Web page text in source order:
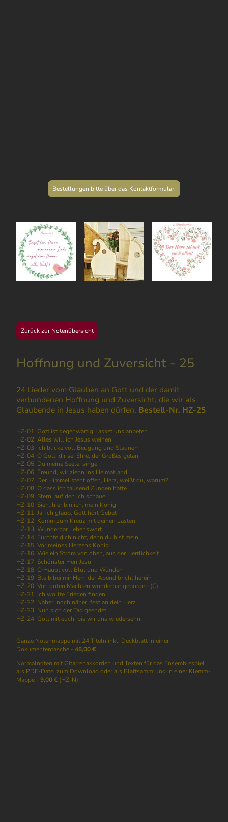
Bestellungen bitte über das Kontaktformular.
Zurück zur Notenübersicht
Hoffnung und Zuversicht - 25
24 Lieder vom Glauben an Gott und der damit
verbundenen Hoffnung und Zuversicht, die wir als
Glaubende in Jesus haben dürfen. Bestell-Nr. HZ-25
HZ-01 Gott ist gegenwärtig, lasset uns anbeten
HZ-02 Alles will ich Jesus weihen
HZ-03 Ich blicke voll Beugung und Staunen
HZ-04 O Gott, dir sei Ehre, der Großes getan
HZ-05 Du meine Seele, singe
HZ-06 Freund, wir ziehn ins Heimatland
HZ-07 Der Himmel steht offen, Herz, weißt du, warum?
HZ-08 O dass ich tausend Zungen hätte
HZ-09 Stern, auf den ich schaue
HZ-10 Sieh, hier bin ich, mein König
HZ-11 Ja, ich glaub, Gott hört Gebet
HZ-12 Komm zum Kreuz mit deinen Lasten
HZ-13 Wunderbar Lebenswort
HZ-14 Fürchte dich nicht, denn du bist mein
HZ-15 Vor meines Herzens König
HZ-16 Wie ein Strom von oben, aus der Herrlichkeit
HZ-17 Schönster Herr Jesu
HZ-18 O Haupt voll Blut und Wunden
HZ-19 Bleib bei mir Herr, der Abend bricht herein
HZ-20 Von guten Mächten wunderbar geborgen (C)
HZ-21 Ich wollte Frieden finden
HZ-22 Näher, noch näher, fest an dein Herz
HZ-23 Nun sich der Tag geendet
HZ-24 Gott mit euch, bis wir uns wiedersehn
Ganze Notenmappe mit 24 Titeln inkl. Deckblatt in einer
Dokumententasche - 48,00 €
Normalnoten mit Gitarrenakkorden und Texten für das Ensemblespiel
als PDF-Datei zum Download oder als Blattsammlung in einer Klemm-
Mappe - 9,00 € (HZ-N)